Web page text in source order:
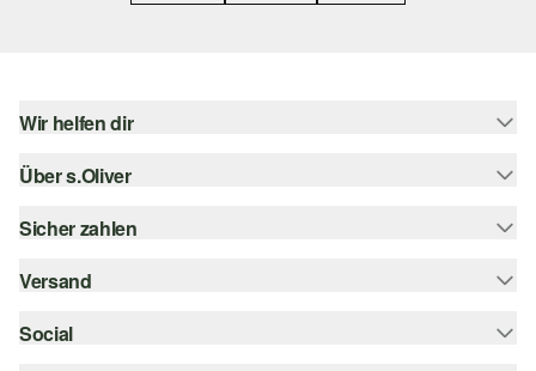
Wir helfen dir
Hilfe & FAQ
Größenberatung
Top-Kategorien
Über s.Oliver
s.Oliver Magazin
Whatsapp
Sicher zahlen
Rechnung
Kreditkarte
Versand
Sendungsverfolgung
Social